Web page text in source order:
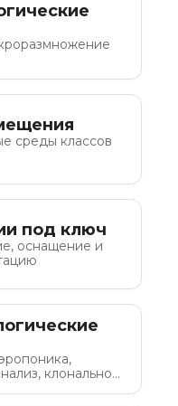
среды классов
под ключ
оснащение и
клональное